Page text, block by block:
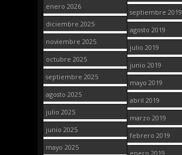
enero 2026
diciembre 2025
noviembre 2025
octubre 2025
septiembre 2025
agosto 2025
julio 2025
junio 2025
mayo 2025
septiembre 2019
agosto 2019
julio 2019
junio 2019
mayo 2019
abril 2019
marzo 2019
febrero 2019
enero 2019